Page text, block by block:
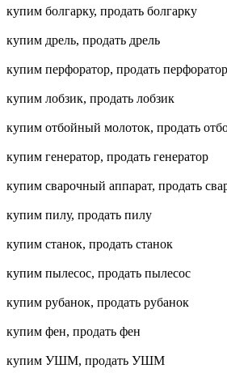
купим болгарку, продать болгарку
купим дрель, продать дрель
купим перфоратор, продать перфоратор
купим лобзик, продать лобзик
купим отбойный молоток, продать
купим генератор, продать генератор
купим сварочный аппарат, продать
купим пилу, продать пилу
купим станок, продать станок
купим пылесос, продать пылесос
купим рубанок, продать рубанок
купим фен, продать фен
купим УШМ, продать УШМ